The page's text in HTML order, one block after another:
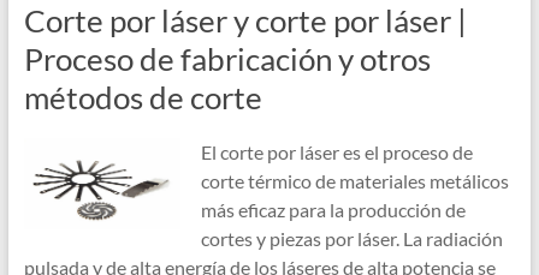
Corte por láser y corte por láser |
Proceso de fabricación y otros
métodos de corte
El corte por láser es el proceso de
corte térmico de materiales metálicos
más eficaz para la producción de
cortes y piezas por láser. La radiación
pulsada y de alta energía de los láseres de alta potencia se